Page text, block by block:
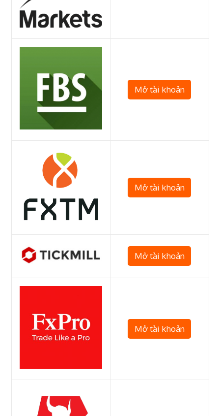
Mở tài khoản
Mở tài khoản
Mở tài khoản
Mở tài khoản